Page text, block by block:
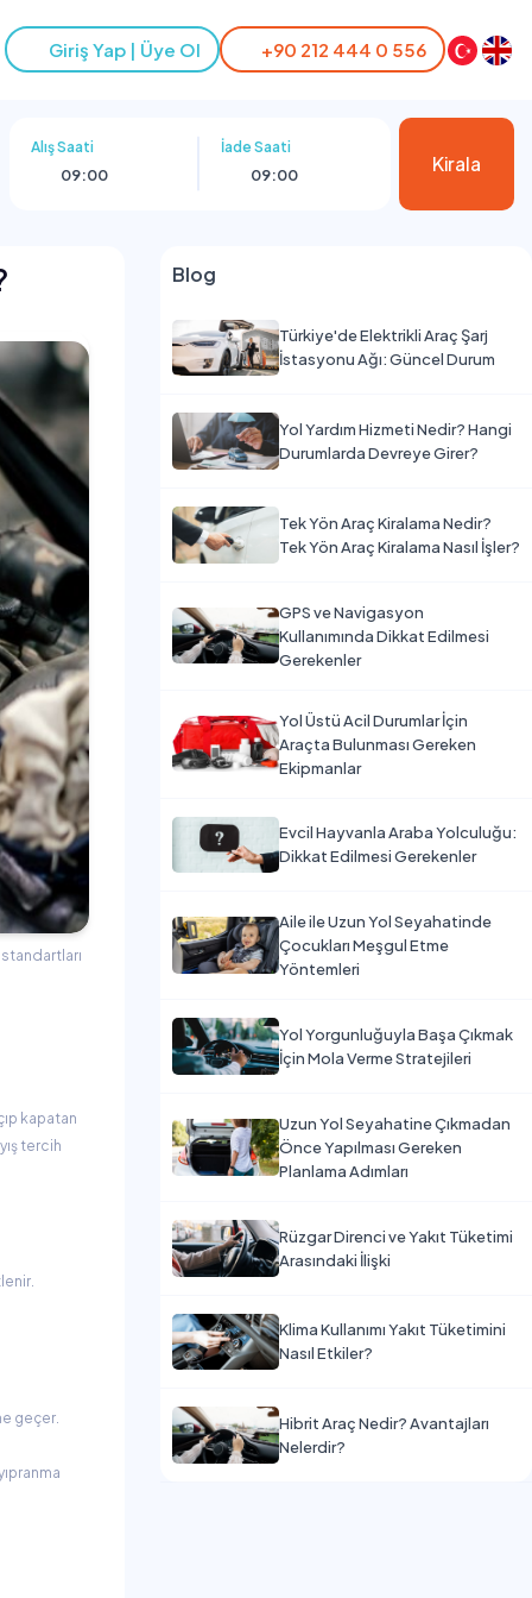
Giriş Yap | Üye Ol +90 212 444 0 556
Alış Saati
09:00
İade Saati
09:00 Kirala
kapatan
tercih
geçer.
Blog
Türkiye'de Elektrikli Araç Şarj
İstasyonu Ağı: Güncel Durum
Yol Yardım Hizmeti Nedir? Hangi
Durumlarda Devreye Girer?
Tek Yön Araç Kiralama Nedir?
Tek Yön Araç Kiralama Nasıl İşler?
GPS ve Navigasyon
Kullanımında Dikkat Edilmesi
Gerekenler
Yol Üstü Acil Durumlar İçin
Araçta Bulunması Gereken
Ekipmanlar
Evcil Hayvanla Araba Yolculuğu:
Dikkat Edilmesi Gerekenler
Aile ile Uzun Yol Seyahatinde
Çocukları Meşgul Etme
Yöntemleri
Yol Yorgunluğuyla Başa Çıkmak
İçin Mola Verme Stratejileri
Uzun Yol Seyahatine Çıkmadan
Önce Yapılması Gereken
Planlama Adımları
Rüzgar Direnci ve Yakıt Tüketimi
Arasındaki İlişki
Klima Kullanımı Yakıt Tüketimini
Nasıl Etkiler?
Hibrit Araç Nedir? Avantajları
Nelerdir?